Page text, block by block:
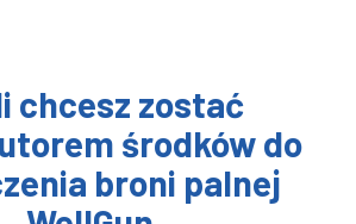
chcesz zostać
środków do
broni palnej